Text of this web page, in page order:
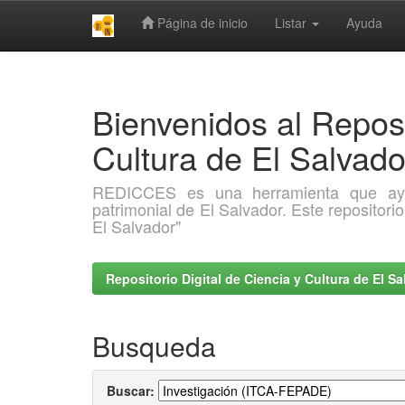
Página de inicio Listar Ayuda
Bienvenidos al
Cultura de El
REDICCES es una herramienta que
patrimonial de El Salvador. Este
El Salvador"
Repositorio Digital de Ciencia y Cultura de El
Busqueda
Buscar: